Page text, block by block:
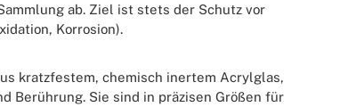
ab. Ziel ist stets der Schutz vor
Korrosion).
kratzfestem, chemisch inertem Acrylglas,
Berührung. Sie sind in präzisen Größen für